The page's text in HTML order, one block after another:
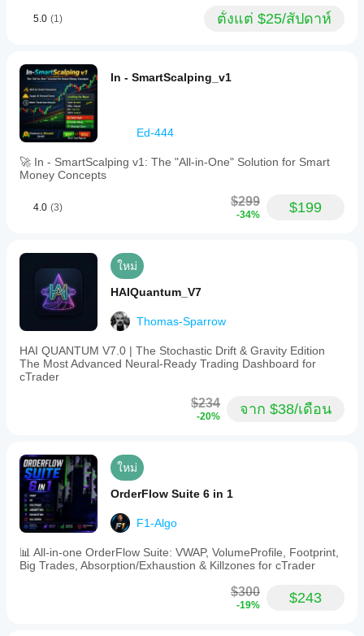
5.0 (1) ตั้งแต่ $25/สัปดาห์
In - SmartScalping_v1
Ed-444
🚀 In - SmartScalping v1: The "All-in-One" Solution for Smart
Money Concepts
4.0 (3) $299
-34% $199
ใหม่
HAIQuantum_V7
Thomas-Sparrow
HAI QUANTUM V7.0 | The Stochastic Drift & Gravity Edition
The Most Advanced Neural-Ready Trading Dashboard for
cTrader
$234
-20% จาก $38/เดือน
ใหม่
OrderFlow Suite 6 in 1
F1-Algo
📊 All-in-one OrderFlow Suite: VWAP, VolumeProfile, Footprint,
Big Trades, Absorption/Exhaustion & Killzones for cTrader
$300
-19% $243